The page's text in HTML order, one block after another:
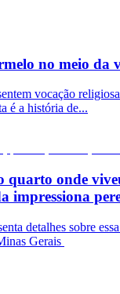
no meio da
vocação
é a história de...
quarto onde
impressiona
detalhes sobre
Gerais